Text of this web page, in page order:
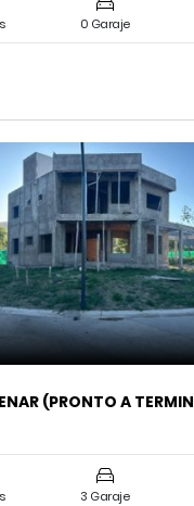
0 Garaje
(PRONTO A
3 Garaje